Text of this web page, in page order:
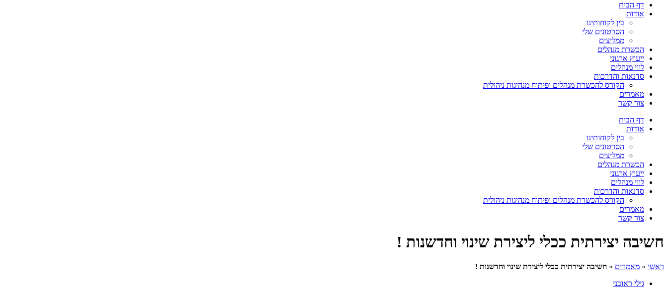
דף הבית
אודות
בין לקוחותינו
הסרטונים שלי
ממליצים
הכשרת מנהלים
ייעוץ ארגוני
לווי מנהלים
סדנאות והדרכות
הקורס להכשרת מנהלים ופיתוח מנהיגות ניהולית
מאמרים
צור קשר
דף הבית
אודות
בין לקוחותינו
הסרטונים שלי
ממליצים
הכשרת מנהלים
ייעוץ ארגוני
לווי מנהלים
סדנאות והדרכות
הקורס להכשרת מנהלים ופיתוח מנהיגות ניהולית
מאמרים
צור קשר
חשיבה יצירתית ככלי ליצירת שינוי וחדשנות !
ראשי » מאמרים » חשיבה יצירתית ככלי ליצירת שינוי וחדשנות !
גילי ראובני